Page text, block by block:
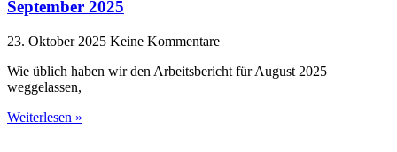
September 2025
23. Oktober 2025 Keine Kommentare
Wie üblich haben wir den Arbeitsbericht für August 2025
weggelassen,
Weiterlesen »